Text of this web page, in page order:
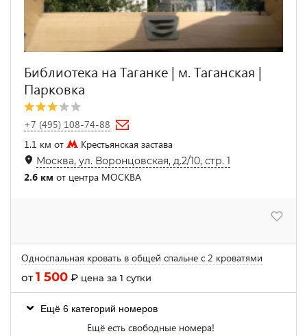
Библиотека на Таганке | м. Таганская |
Парковка
+7 (495) 108-74-88
1.1 км от
Крестьянская застава
Москва, ул. Воронцовская, д.2/10, стр. 1
2.6 км от центра МОСКВА
Односпальная кровать в общей спальне с 2 кроватями
от1 500 ₽ цена за 1 сутки
Ещё 6 категорий номеров
Ещё есть свободные номера!